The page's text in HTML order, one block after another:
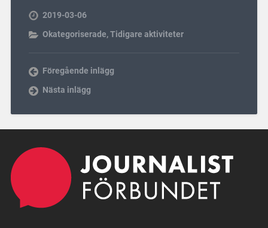
2019-03-06
Okategoriserade,Tidigare aktiviteter
Föregående inlägg
Nästa inlägg